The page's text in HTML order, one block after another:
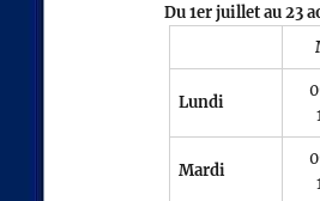
Du 1er juillet au 23
Lundi
Mardi